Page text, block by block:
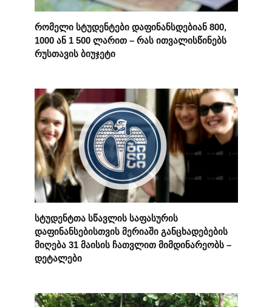
რომელი სტუდენტები დაფინანსდებიან 800,
1000 ან 1 500 ლარით – რას ითვალისწინებს
რუსთავის ბიუჯეტი
სტუდენტთა სწავლის საფასურის
დაფინანსებისთვის მერიაში განცხადებების
მიღება 31 მაისის ჩათვლით მიმდინარეობს –
დეტალები